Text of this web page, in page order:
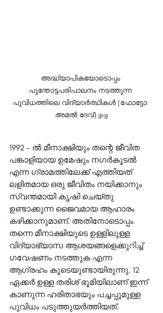
അദ്ധ്യാപികയോടൊപ്പം
പൂന്തോട്ടപരിപാലനം നടത്തുന്ന
പുവിധത്തിലെ വിദ്യാർത്ഥികൾ (ഫോട്ടോ:
അമൽ ദേവ്).jpg
1992 - ൽ മീനാക്ഷിയും തന്റെ ജീവിത
പങ്കാളിയായ ഉമേഷും നഗർകൂടൽ
എന്ന ഗ്രാമത്തിലേക്ക് എത്തിയത്
ലളിതമായ ഒരു ജീവിതം നയിക്കാനും
സ്വന്തമായി കൃഷി ചെയ്തു
ഉണ്ടാക്കുന്ന ജൈവമായ ആഹാരം
കഴിക്കാനുമാണ്. അതിനോടൊപ്പം
തന്നെ മീനാക്ഷിയുടെ ഉള്ളിലുള്ള
വിദ്യാഭ്യാസ ആശയങ്ങളെക്കുറിച്ച്
ഗവേഷണം നടത്തുക എന്ന
ആഗ്രഹം കൂടെയുണ്ടായിരുന്നു. 12
ഏക്കർ ഉള്ള തരിശ് ഭൂമിയിലാണ് ഇന്ന്
കാണുന്ന ഹരിതാഭയും പച്ചപ്പുമുള്ള
പുവിധം പടുത്തുയർത്തിയത്.